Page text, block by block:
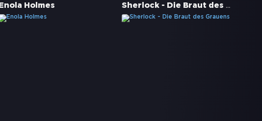
Enola Holmes Sherlock - Die Braut des Grauens